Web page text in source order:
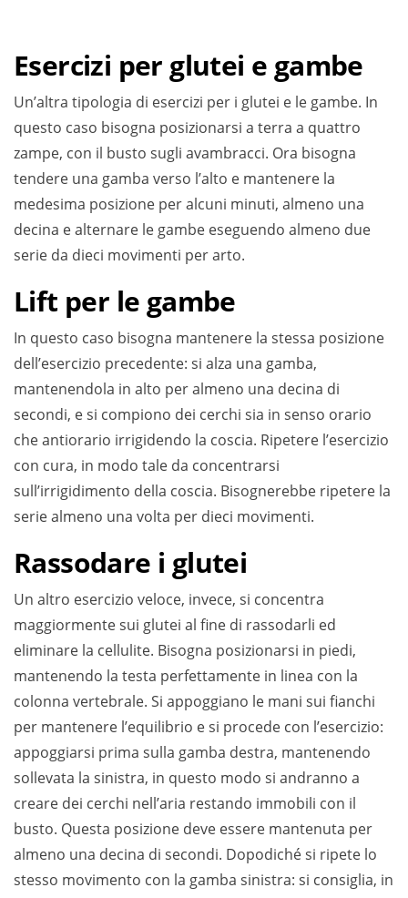
Esercizi per glutei e gambe
Un’altra tipologia di esercizi per i glutei e le gambe. In
questo caso bisogna posizionarsi a terra a quattro
zampe, con il busto sugli avambracci. Ora bisogna
tendere una gamba verso l’alto e mantenere la
medesima posizione per alcuni minuti, almeno una
decina e alternare le gambe eseguendo almeno due
serie da dieci movimenti per arto.
Lift per le gambe
In questo caso bisogna mantenere la stessa posizione
dell’esercizio precedente: si alza una gamba,
mantenendola in alto per almeno una decina di
secondi, e si compiono dei cerchi sia in senso orario
che antiorario irrigidendo la coscia. Ripetere l’esercizio
con cura, in modo tale da concentrarsi
sull’irrigidimento della coscia. Bisognerebbe ripetere la
serie almeno una volta per dieci movimenti.
Rassodare i glutei
Un altro esercizio veloce, invece, si concentra
maggiormente sui glutei al fine di rassodarli ed
eliminare la cellulite. Bisogna posizionarsi in piedi,
mantenendo la testa perfettamente in linea con la
colonna vertebrale. Si appoggiano le mani sui fianchi
per mantenere l’equilibrio e si procede con l’esercizio:
appoggiarsi prima sulla gamba destra, mantenendo
sollevata la sinistra, in questo modo si andranno a
creare dei cerchi nell’aria restando immobili con il
busto. Questa posizione deve essere mantenuta per
almeno una decina di secondi. Dopodiché si ripete lo
stesso movimento con la gamba sinistra: si consiglia, in